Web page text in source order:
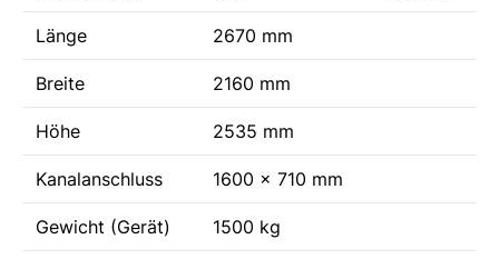
Länge 2670 mm
Breite 2160 mm
Höhe 2535 mm
Kanalanschluss 1600 x 710 mm
Gewicht (Gerät) 1500 kg